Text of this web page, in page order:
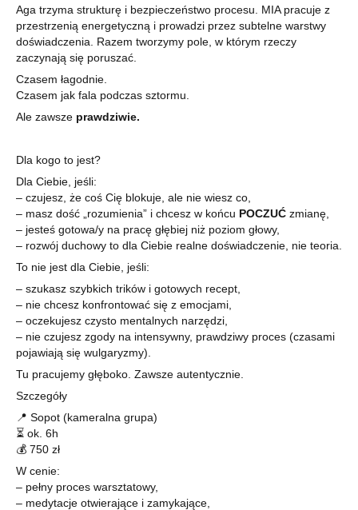
Aga trzyma strukturę i bezpieczeństwo procesu. MIA pracuje z
przestrzenią energetyczną i prowadzi przez subtelne warstwy
doświadczenia. Razem tworzymy pole, w którym rzeczy
zaczynają się poruszać.
Czasem łagodnie.
Czasem jak fala podczas sztormu.
Ale zawsze prawdziwie.
Dla kogo to jest?
Dla Ciebie, jeśli:
– czujesz, że coś Cię blokuje, ale nie wiesz co,
– masz dość „rozumienia” i chcesz w końcu POCZUĆ zmianę,
– jesteś gotowa/y na pracę głębiej niż poziom głowy,
– rozwój duchowy to dla Ciebie realne doświadczenie, nie teoria.
To nie jest dla Ciebie, jeśli:
– szukasz szybkich trików i gotowych recept,
– nie chcesz konfrontować się z emocjami,
– oczekujesz czysto mentalnych narzędzi,
– nie czujesz zgody na intensywny, prawdziwy proces (czasami
pojawiają się wulgaryzmy).
Tu pracujemy głęboko. Zawsze autentycznie.
Szczegóły
📍 Sopot (kameralna grupa)
⏳ ok. 6h
💰 750 zł
W cenie:
– pełny proces warsztatowy,
– medytacje otwierające i zamykające,